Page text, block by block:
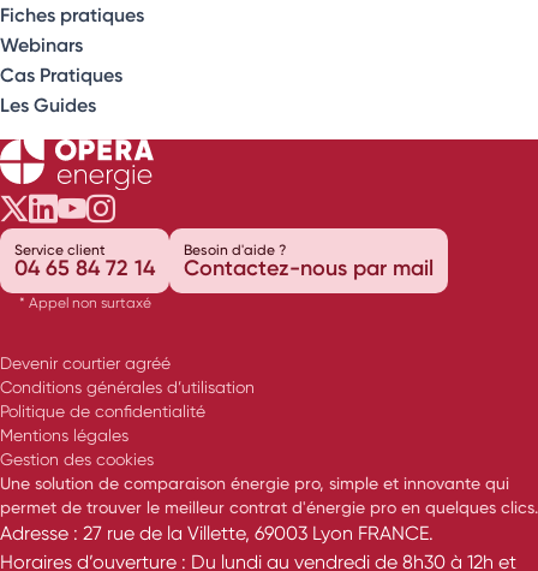
Fiches pratiques
Webinars
Cas Pratiques
Les Guides
Opéra Énergie sur Twitter
Opéra Énergie sur LinkedIn
Opéra Énergie sur Youtube
Opéra Énergie sur Instagram
Service client
04 65 84 72 14
* Appel non surtaxé
Besoin d'aide ?
Contactez-nous par mail
Devenir courtier agréé
Conditions générales d’utilisation
Politique de confidentialité
Mentions légales
Gestion des cookies
Une solution de comparaison énergie pro, simple et innovante qui
permet de trouver le meilleur contrat d'énergie pro en quelques clics.
Adresse : 27 rue de la Villette, 69003 Lyon FRANCE.
Horaires d’ouverture : Du lundi au vendredi de 8h30 à 12h et